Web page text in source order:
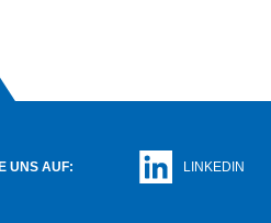
UNS AUF: LINKEDIN